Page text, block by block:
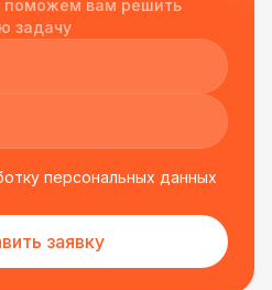
:)
поможем вам решить
задачу
персональных данных
заявку